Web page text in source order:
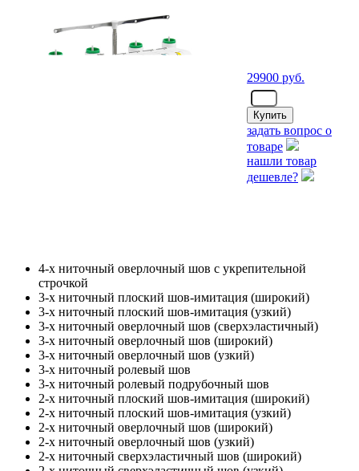
29900 руб.
задать вопрос о
товаре
нашли товар
дешевле?
4-х ниточный оверлочный шов с укрепительной
строчкой
3-х ниточный плоский шов-имитация (широкий)
3-х ниточный плоский шов-имитация (узкий)
3-х ниточный оверлочный шов (сверхэластичный)
3-х ниточный оверлочный шов (широкий)
3-х ниточный оверлочный шов (узкий)
3-х ниточный ролевый шов
3-х ниточный ролевый подрубочный шов
2-х ниточный плоский шов-имитация (широкий)
2-х ниточный плоский шов-имитация (узкий)
2-х ниточный оверлочный шов (широкий)
2-х ниточный оверлочный шов (узкий)
2-х ниточный сверхэластичный шов (широкий)